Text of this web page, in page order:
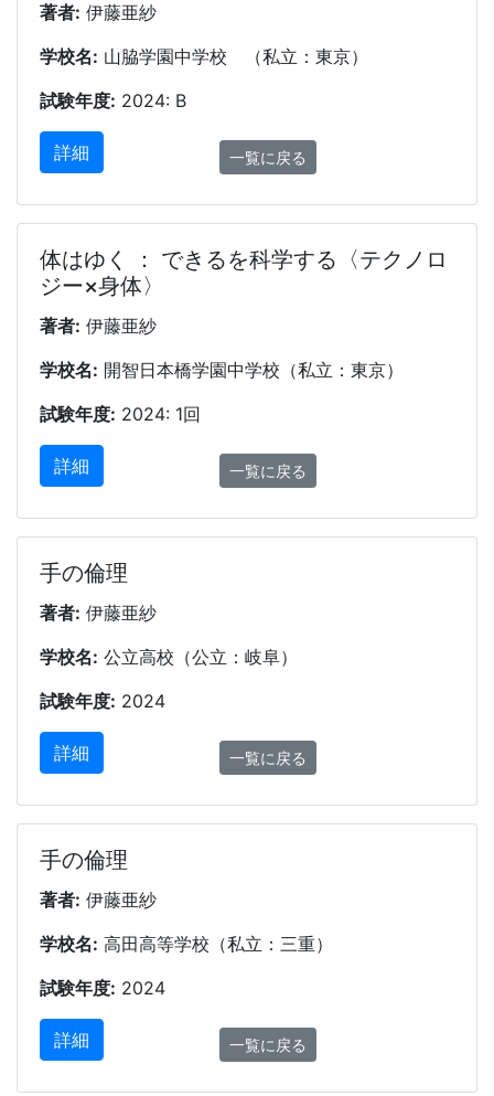
著者: 伊藤亜紗
学校名: 山脇学園中学校 （私立：東京）
試験年度: 2024: B
詳細 一覧に戻る
体はゆく ： できるを科学する〈テクノロ
ジー×身体〉
著者: 伊藤亜紗
学校名: 開智日本橋学園中学校（私立：東京）
試験年度: 2024: 1回
詳細 一覧に戻る
手の倫理
著者: 伊藤亜紗
学校名: 公立高校（公立：岐阜）
試験年度: 2024
詳細 一覧に戻る
手の倫理
著者: 伊藤亜紗
学校名: 高田高等学校（私立：三重）
試験年度: 2024
詳細 一覧に戻る